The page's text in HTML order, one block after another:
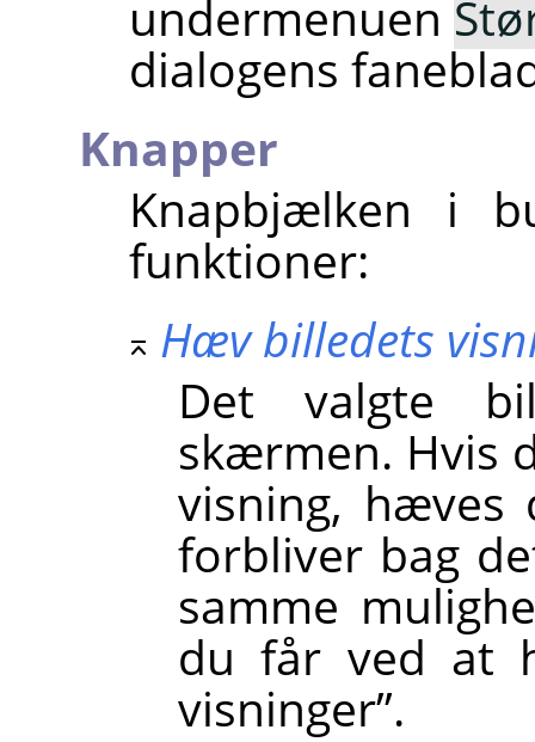
undermenuen
dialogens
Knapper
Knapbjælken i
funktioner:
Hæv billedets
Det valgte
skærmen. Hvis
visning, hæves
forbliver bag
samme
du får ved at
visninger”.